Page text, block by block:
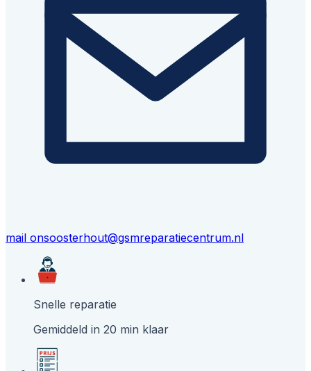
mail onsoosterhout@gsmreparatiecentrum.nl
Snelle reparatie
Gemiddeld in 20 min klaar